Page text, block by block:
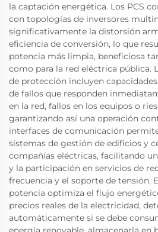
la captación energética. Los PCS
con topologías de inversores
significativamente la distorsión
eficiencia de conversión, lo que
potencia más limpia, beneficiosa
como para la red eléctrica pública.
de protección incluyen
de fallos que responden
en la red, fallos en los equipos o
garantizando así una operación
interfaces de comunicación
sistemas de gestión de edificios y
compañías eléctricas, facilitando
y la participación en servicios de
frecuencia y el soporte de tensión.
potencia optimiza el flujo
precios reales de la electricidad,
automáticamente si se debe